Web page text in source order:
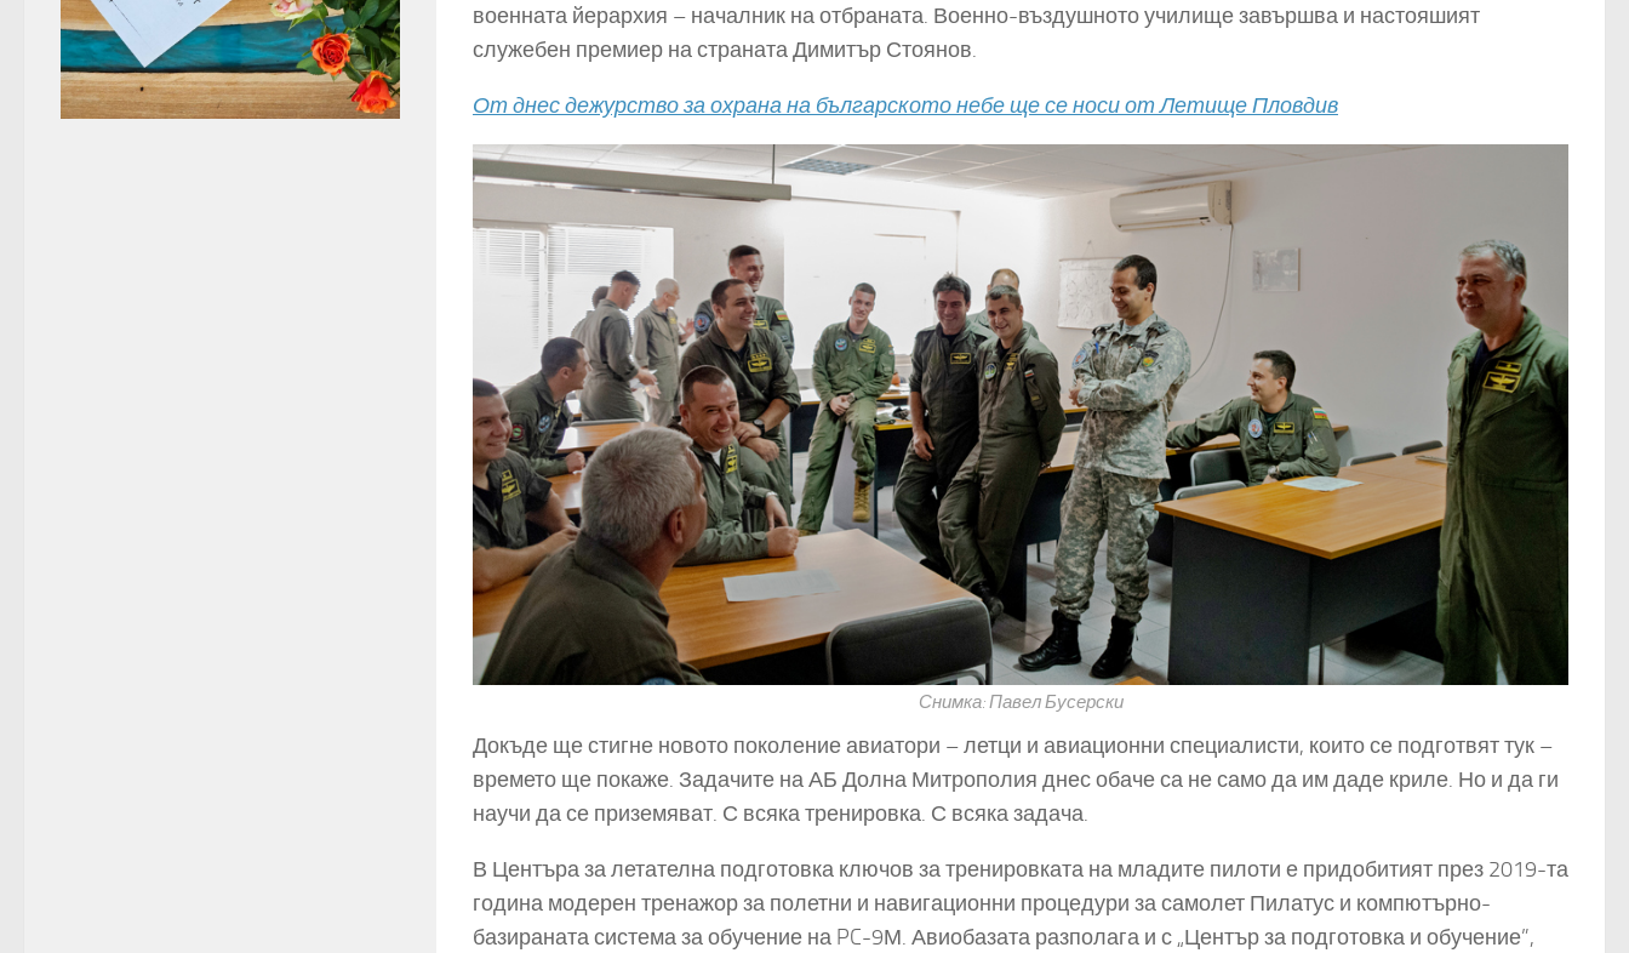
военната йерархия – началник на отбраната. Военно-въздушното училище завършва и настояшият
служебен премиер на страната Димитър Стоянов.
От днес дежурство за охрана на българското небе ще се носи от Летище Пловдив
Снимка: Павел Бусерски
Докъде ще стигне новото поколение авиатори – летци и авиационни специалисти, които се подготвят тук –
времето ще покаже. Задачите на АБ Долна Митрополия днес обаче са не само да им даде криле. Но и да ги
научи да се приземяват. С всяка тренировка. С всяка задача.
В Центъра за летателна подготовка ключов за тренировката на младите пилоти е придобитият през 2019-та
година модерен тренажор за полетни и навигационни процедури за самолет Пилатус и компютърно-
базираната система за обучение на PC-9М. Авиобазата разполага и с „Център за подготовка и обучение”,